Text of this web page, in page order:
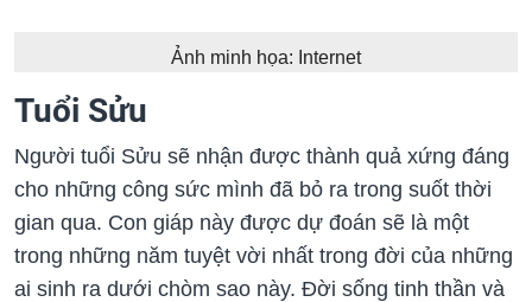
Ảnh minh họa: Internet
Tuổi Sửu
Người tuổi Sửu sẽ nhận được thành quả xứng đáng
cho những công sức mình đã bỏ ra trong suốt thời
gian qua. Con giáp này được dự đoán sẽ là một
trong những năm tuyệt vời nhất trong đời của những
ai sinh ra dưới chòm sao này. Đời sống tinh thần và